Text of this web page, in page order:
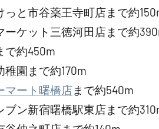
っと市谷薬王寺町店まで約
ーケット三徳河田店まで約
で約450m
稚園まで約170m
マート曙橋店まで約540m
ブン新宿曙橋駅東店まで約